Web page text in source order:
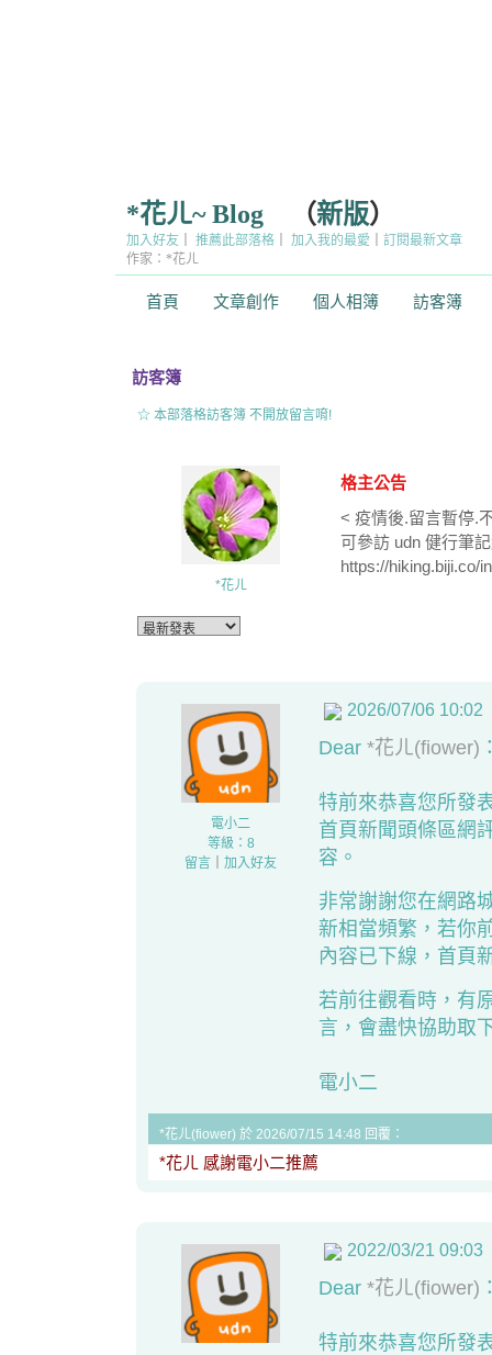
*花ㄦ~ Blog （新版）
首頁 文章創作 個人相簿 訪客簿
加入好友 推薦此部落格 加入我的最愛
訂閱最新文章
作家：*花ㄦ
訪客簿
☆ 本部落格訪客簿 不開放留言唷!
*花ㄦ
格主公告
< 疫情後.留言暫停.
可參訪 udn 健行筆
https://hiking.biji.co/
電小二
等級：8
留言
加入好友
2026/07/06 10:02
Dear *花ㄦ(fiower)
特前來恭喜您所發
首頁新聞頭條區網
容。
非常謝謝您在網路
新相當頻繁，若你
內容已下線，首頁
若前往觀看時，有
言，會盡快協助取
電小二
*花ㄦ(fiower) 於 2026/07/15 14:48 回覆：
*花ㄦ 感謝電小二推薦
2022/03/21 09:03
Dear *花ㄦ(fiower)
特前來恭喜您所發